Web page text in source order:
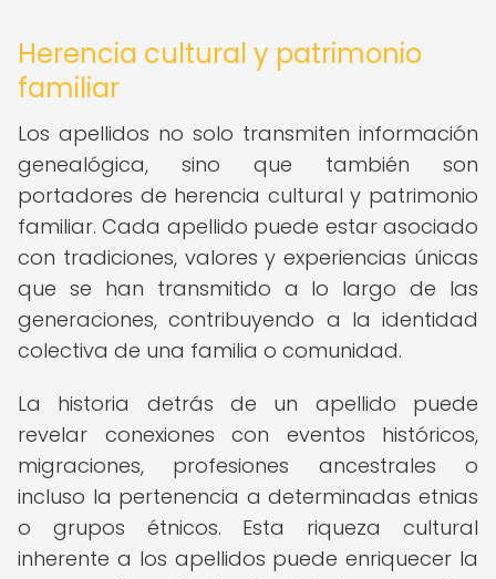
Herencia cultural y patrimonio
familiar
Los apellidos no solo transmiten información
genealógica, sino que también son
portadores de herencia cultural y patrimonio
familiar. Cada apellido puede estar asociado
con tradiciones, valores y experiencias únicas
que se han transmitido a lo largo de las
generaciones, contribuyendo a la identidad
colectiva de una familia o comunidad.
La historia detrás de un apellido puede
revelar conexiones con eventos históricos,
migraciones, profesiones ancestrales o
incluso la pertenencia a determinadas etnias
o grupos étnicos. Esta riqueza cultural
inherente a los apellidos puede enriquecer la